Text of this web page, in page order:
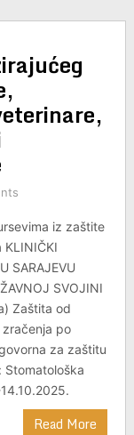
iz zaštite
SARAJEVU
SVOJINI
Zaštita od
po
za zaštitu
Stomatološka
Read More